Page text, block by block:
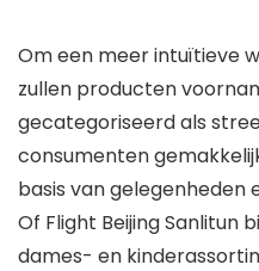
Om een ​​meer intuïtieve
zullen producten
gecategoriseerd als
consumenten
basis van gelegenheden
Of Flight Beijing Sanlitun
dames- en